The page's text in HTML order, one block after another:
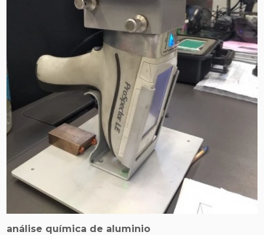
análise química de aluminio